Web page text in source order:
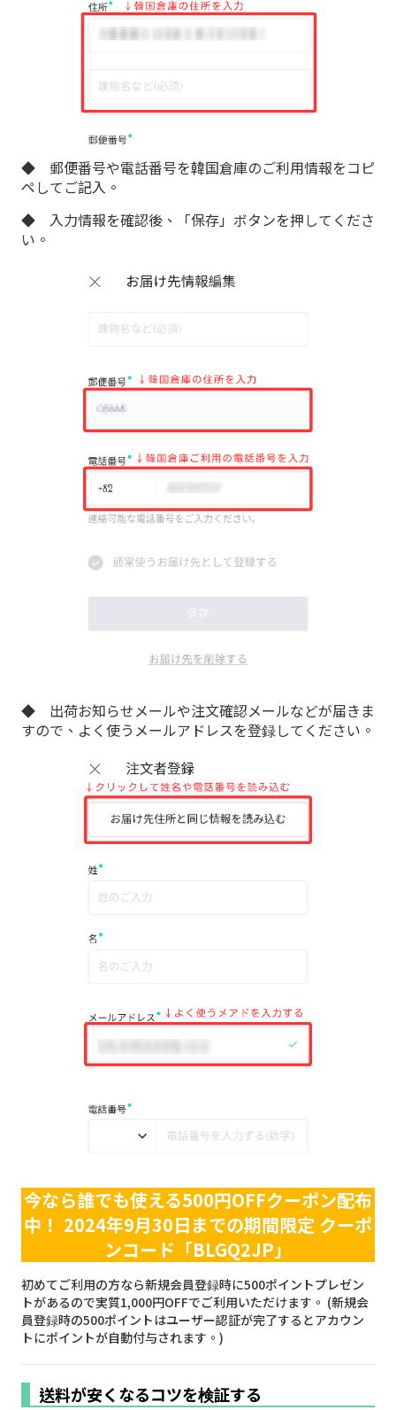
◆ 郵便番号や電話番号を韓国倉庫のご利用情報をコピ
ペしてご記入。
◆ 入力情報を確認後、「保存」ボタンを押してくださ
い。
◆ 出荷お知らせメールや注文確認メールなどが届きま
すので、よく使うメールアドレスを登録してください。
今なら誰でも使える500円OFFクーポン配布
中！ 2024年9月30日までの期間限定 クーポ
ンコード「BLGQ2JP」
初めてご利用の方なら新規会員登録時に500ポイントプレゼン
トがあるので実質1,000円OFFでご利用いただけます。 (新規会
員登録時の500ポイントはユーザー認証が完了するとアカウン
トにポイントが自動付与されます。)
送料が安くなるコツを検証する